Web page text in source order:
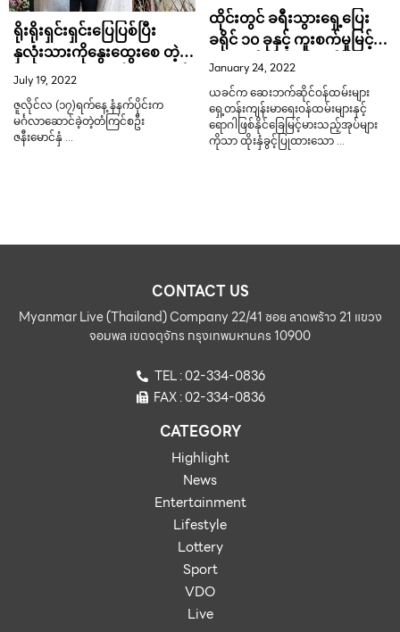
ရိုးရိုးရှင်းရှင်းပြေပြစ်ပြီး
နှလုံးသားကိုနွေးထွေးစေ တဲ့
ဝီရာ-ဝိကီး တို့ရဲ့မင်္ဂလာပွဲပုံရိပ်
များ
July 19, 2022
ဇူလိုင်လ (၁၇)ရက်နေ့ နံနက်ပိုင်းက
မင်္ဂလာဆောင်ခဲ့တဲ့တံကြင်စဦး
ဇနီးမောင်နှံ …
ထိုင်းတွင် ခရီးသွားရှေ့ပြေး
ခရိုင် ၁၀ ခုနှင့် ကူးစက်မှုမြင့်
မားသည့်ခရိုင်များတွင် အများ
ပြည်သူကို ၄ ချောင်းမြောက်
အားဖြည့်ကာကွယ်ဆေးထိုးနှံ
ပေးရန် ပြင်ဆင်
January 24, 2022
ယခင်က ဆေးဘက်ဆိုင်ဝန်ထမ်းများ
ရှေ့တန်းကျန်းမာရေးဝန်ထမ်းများနှင့်
ရောဂါဖြစ်နိုင်ခြေမြင့်မားသည့်အုပ်များ
ကိုသာ ထိုးနှံခွင့်ပြုထားသော …
CONTACT US
Myanmar Live (Thailand) Company 22/41 ซอย ลาดพร้าว 21 แขวง
จอมพล เขตจตุจักร กรุงเทพมหานคร 10900
TEL : 02-334-0836
FAX : 02-334-0836
CATEGORY
Highlight
News
Entertainment
Lifestyle
Lottery
Sport
VDO
Live